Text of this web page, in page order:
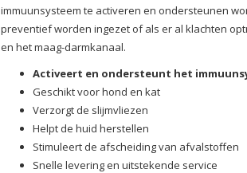
immuunsysteem te activeren en ondersteunen
preventief worden ingezet of als er al klachten
en het maag-darmkanaal.
Activeert en ondersteunt het
Geschikt voor hond en kat
Verzorgt de slijmvliezen
Helpt de huid herstellen
Stimuleert de afscheiding van afvalstoffen
Snelle levering en uitstekende service